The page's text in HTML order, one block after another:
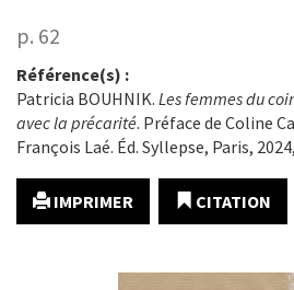
p. 62
Référence(s) :
Patricia BOUHNIK. Les femmes du
avec la précarité. Préface de Coline
François Laé. Éd. Syllepse, Paris,
IMPRIMER CITATION